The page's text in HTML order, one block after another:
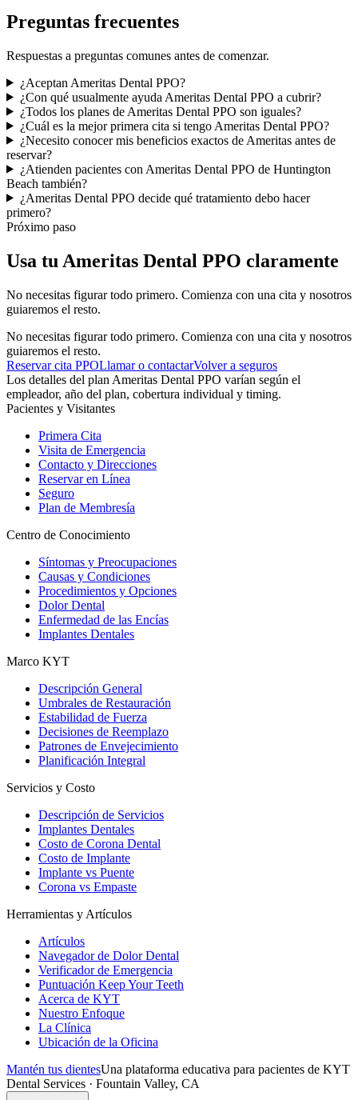
Preguntas frecuentes
Respuestas a preguntas comunes antes de comenzar.
¿Aceptan Ameritas Dental PPO?
¿Con qué usualmente ayuda Ameritas Dental PPO a cubrir?
¿Todos los planes de Ameritas Dental PPO son iguales?
¿Cuál es la mejor primera cita si tengo Ameritas Dental PPO?
¿Necesito conocer mis beneficios exactos de Ameritas antes de
reservar?
¿Atienden pacientes con Ameritas Dental PPO de Huntington
Beach también?
¿Ameritas Dental PPO decide qué tratamiento debo hacer
primero?
Próximo paso
Usa tu Ameritas Dental PPO claramente
No necesitas figurar todo primero. Comienza con una cita y nosotros
guiaremos el resto.
No necesitas figurar todo primero. Comienza con una cita y nosotros
guiaremos el resto.
Reservar cita PPOLlamar o contactarVolver a seguros
Los detalles del plan Ameritas Dental PPO varían según el
empleador, año del plan, cobertura individual y timing.
Pacientes y Visitantes
Primera Cita
Visita de Emergencia
Contacto y Direcciones
Reservar en Línea
Seguro
Plan de Membresía
Centro de Conocimiento
Síntomas y Preocupaciones
Causas y Condiciones
Procedimientos y Opciones
Dolor Dental
Enfermedad de las Encías
Implantes Dentales
Marco KYT
Descripción General
Umbrales de Restauración
Estabilidad de Fuerza
Decisiones de Reemplazo
Patrones de Envejecimiento
Planificación Integral
Servicios y Costo
Descripción de Servicios
Implantes Dentales
Costo de Corona Dental
Costo de Implante
Implante vs Puente
Corona vs Empaste
Herramientas y Artículos
Artículos
Navegador de Dolor Dental
Verificador de Emergencia
Puntuación Keep Your Teeth
Acerca de KYT
Nuestro Enfoque
La Clínica
Ubicación de la Oficina
Mantén tus dientesUna plataforma educativa para pacientes de KYT
Dental Services · Fountain Valley, CA